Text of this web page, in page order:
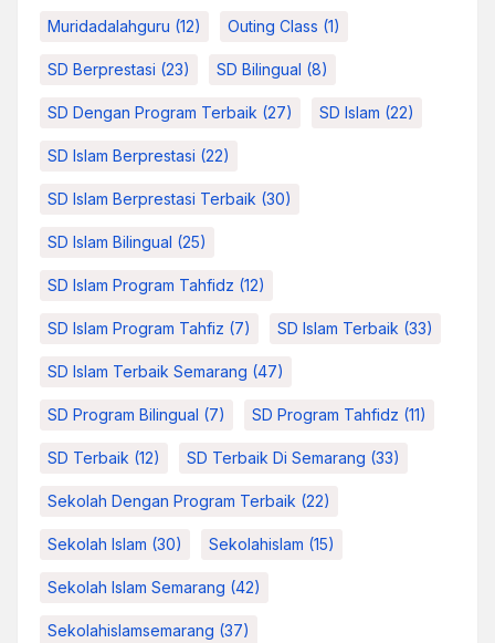
Muridadalahguru (12) Outing Class (1)
SD Berprestasi (23) SD Bilingual (8)
SD Dengan Program Terbaik (27) SD Islam (22)
SD Islam Berprestasi (22)
SD Islam Berprestasi Terbaik (30)
SD Islam Bilingual (25)
SD Islam Program Tahfidz (12)
SD Islam Program Tahfiz (7) SD Islam Terbaik (33)
SD Islam Terbaik Semarang (47)
SD Program Bilingual (7) SD Program Tahfidz (11)
SD Terbaik (12) SD Terbaik Di Semarang (33)
Sekolah Dengan Program Terbaik (22)
Sekolah Islam (30) Sekolahislam (15)
Sekolah Islam Semarang (42)
Sekolahislamsemarang (37)